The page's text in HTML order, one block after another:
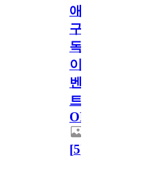
애
구
독
이
벤
트
OPEN!
[5]